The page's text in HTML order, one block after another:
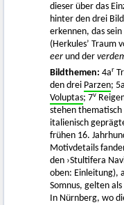
dieser über das
hinter den drei
erkennen, das
(Herkules’ Traum
eer und der
Bildthemen: 4ar
den drei Parzen; 5a
Voluptas; 7v
stehen
italienisch
frühen 16.
Motivdetails
den ›Stultifera
oben: Einleitung),
Somnus, gelten
In Nürnberg, wo